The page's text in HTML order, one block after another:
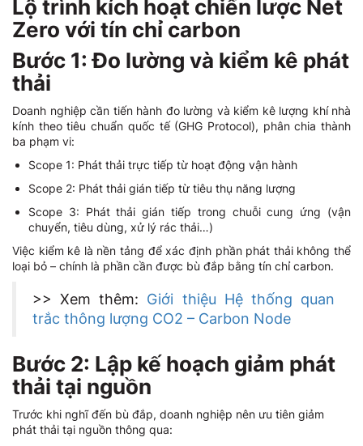
Lộ trình kích hoạt chiến lược Net
Zero với tín chỉ carbon
Bước 1: Đo lường và kiểm kê phát
thải
Doanh nghiệp cần tiến hành đo lường và kiểm kê lượng khí nhà
kính theo tiêu chuẩn quốc tế (GHG Protocol), phân chia thành
ba phạm vi:
Scope 1: Phát thải trực tiếp từ hoạt động vận hành
Scope 2: Phát thải gián tiếp từ tiêu thụ năng lượng
Scope 3: Phát thải gián tiếp trong chuỗi cung ứng (vận
chuyển, tiêu dùng, xử lý rác thải…)
Việc kiểm kê là nền tảng để xác định phần phát thải không thể
loại bỏ – chính là phần cần được bù đắp bằng tín chỉ carbon.
>> Xem thêm: Giới thiệu Hệ thống quan
trắc thông lượng CO2 – Carbon Node
Bước 2: Lập kế hoạch giảm phát
thải tại nguồn
Trước khi nghĩ đến bù đắp, doanh nghiệp nên ưu tiên giảm
phát thải tại nguồn thông qua: